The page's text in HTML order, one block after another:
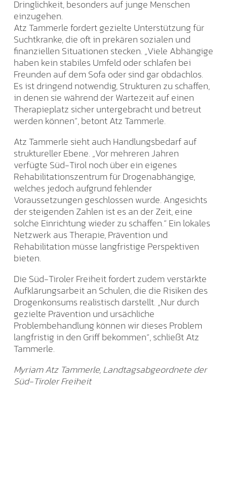
Dringlichkeit, besonders auf junge Menschen
einzugehen.
Atz Tammerle fordert gezielte Unterstützung für
Suchtkranke, die oft in prekären sozialen und
finanziellen Situationen stecken. „Viele Abhängige
haben kein stabiles Umfeld oder schlafen bei
Freunden auf dem Sofa oder sind gar obdachlos.
Es ist dringend notwendig, Strukturen zu schaffen,
in denen sie während der Wartezeit auf einen
Therapieplatz sicher untergebracht und betreut
werden können“, betont Atz Tammerle.
Atz Tammerle sieht auch Handlungsbedarf auf
struktureller Ebene. „Vor mehreren Jahren
verfügte Süd-Tirol noch über ein eigenes
Rehabilitationszentrum für Drogenabhängige,
welches jedoch aufgrund fehlender
Voraussetzungen geschlossen wurde. Angesichts
der steigenden Zahlen ist es an der Zeit, eine
solche Einrichtung wieder zu schaffen.“ Ein lokales
Netzwerk aus Therapie, Prävention und
Rehabilitation müsse langfristige Perspektiven
bieten.
Die Süd-Tiroler Freiheit fordert zudem verstärkte
Aufklärungsarbeit an Schulen, die die Risiken des
Drogenkonsums realistisch darstellt. „Nur durch
gezielte Prävention und ursächliche
Problembehandlung können wir dieses Problem
langfristig in den Griff bekommen“, schließt Atz
Tammerle.
Myriam Atz Tammerle, Landtagsabgeordnete der
Süd-Tiroler Freiheit